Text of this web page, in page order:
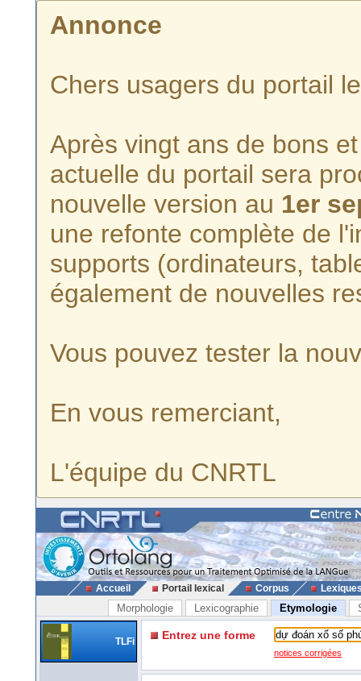
Annonce
Chers usagers du portail
Après vingt ans de bons
actuelle du portail sera
nouvelle version au 1er
une refonte complète de
supports (ordinateurs,
également de nouvelles
Vous pouvez tester la
En vous remerciant,
L'équipe du CNRTL
Accueil Portail lexical Corpus
Morphologie Lexicographie Etymologie
TLFi Entrez une forme
notices corrigées